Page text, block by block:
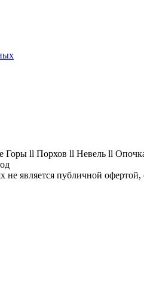
ll Порхов ll Невель ll
не является публичной